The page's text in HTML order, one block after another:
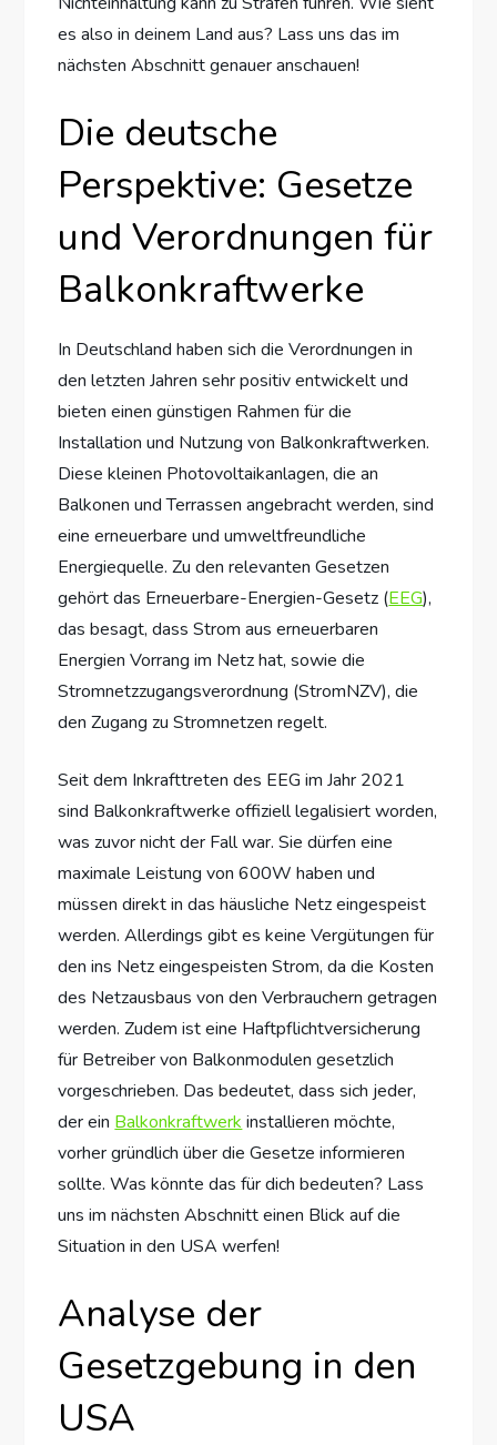
es also in deinem Land aus? Lass uns das im
nächsten Abschnitt genauer anschauen!
Die deutsche
Perspektive: Gesetze
und Verordnungen für
Balkonkraftwerke
In Deutschland haben sich die Verordnungen in
den letzten Jahren sehr positiv entwickelt und
bieten einen günstigen Rahmen für die
Installation und Nutzung von Balkonkraftwerken.
Diese kleinen Photovoltaikanlagen, die an
Balkonen und Terrassen angebracht werden, sind
eine erneuerbare und umweltfreundliche
Energiequelle. Zu den relevanten Gesetzen
gehört das Erneuerbare-Energien-Gesetz (EEG),
das besagt, dass Strom aus erneuerbaren
Energien Vorrang im Netz hat, sowie die
Stromnetzzugangsverordnung (StromNZV), die
den Zugang zu Stromnetzen regelt.
Seit dem Inkrafttreten des EEG im Jahr 2021
sind Balkonkraftwerke offiziell legalisiert worden,
was zuvor nicht der Fall war. Sie dürfen eine
maximale Leistung von 600W haben und
müssen direkt in das häusliche Netz eingespeist
werden. Allerdings gibt es keine Vergütungen für
den ins Netz eingespeisten Strom, da die Kosten
des Netzausbaus von den Verbrauchern getragen
werden. Zudem ist eine Haftpflichtversicherung
für Betreiber von Balkonmodulen gesetzlich
vorgeschrieben. Das bedeutet, dass sich jeder,
der ein Balkonkraftwerk installieren möchte,
vorher gründlich über die Gesetze informieren
sollte. Was könnte das für dich bedeuten? Lass
uns im nächsten Abschnitt einen Blick auf die
Situation in den USA werfen!
Analyse der
Gesetzgebung in den
USA